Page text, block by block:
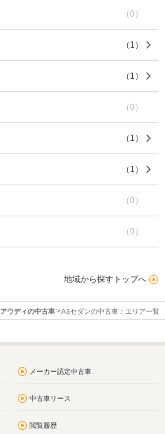
（0 ）
（ 1 ）
（ 1 ）
（0 ）
（ 1 ）
（ 1 ）
（0 ）
（0 ）
地域から探すトップへ
アウディの中古車 A3セダンの中古車：エリア一覧
メーカー認定中古車
中古車リース
閲覧履歴